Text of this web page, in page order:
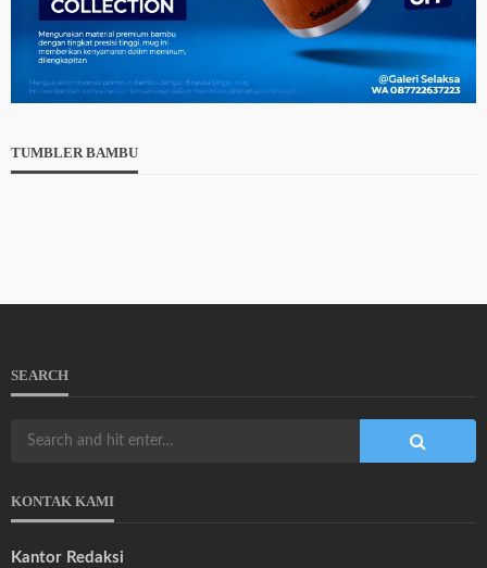
TUMBLER BAMBU
SEARCH
KONTAK KAMI
Kantor Redaksi